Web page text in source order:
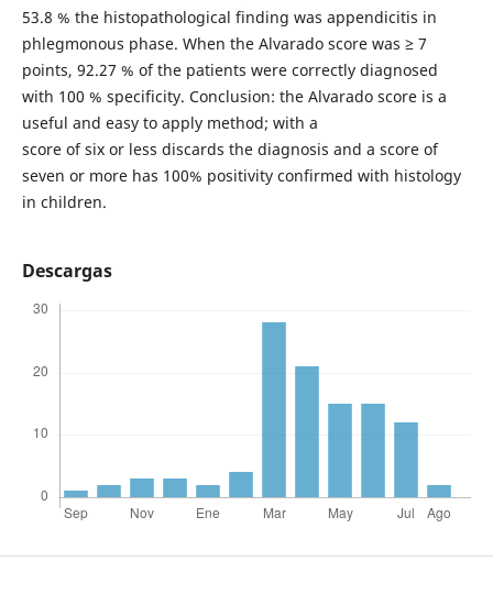
53.8 % the histopathological finding was appendicitis in
phlegmonous phase. When the Alvarado score was ≥ 7
points, 92.27 % of the patients were correctly diagnosed
with 100 % specificity. Conclusion: the Alvarado score is a
useful and easy to apply method; with a
score of six or less discards the diagnosis and a score of
seven or more has 100% positivity confirmed with histology
in children.
Descargas